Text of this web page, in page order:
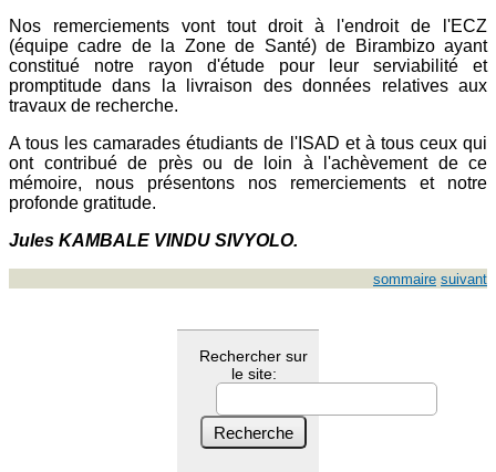
Nos remerciements vont tout droit à l'endroit de l'ECZ
(équipe cadre de la Zone de Santé) de Birambizo ayant
constitué notre rayon d'étude pour leur serviabilité et
promptitude dans la livraison des données relatives aux
travaux de recherche.
A tous les camarades étudiants de l'ISAD et à tous ceux qui
ont contribué de près ou de loin à l'achèvement de ce
mémoire, nous présentons nos remerciements et notre
profonde gratitude.
Jules KAMBALE VINDU SIVYOLO.
sommaire suivant
Rechercher sur
le site: